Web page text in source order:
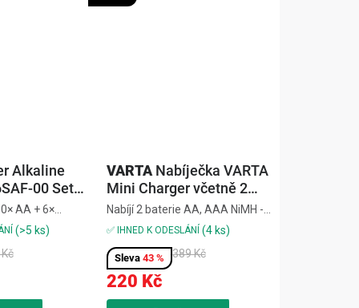
Alkaline
00 Set
AAA
(>5 ks)
AA + 6×
svítilny,
a
1,5
00...
VARTA Nabíječka VARTA
Mini Charger včetně 2
AAA 800 mAh
✅ IHNED K ODESLÁNÍ (4 ks)
43 %
220 Kč
389 Kč
Nabíjí 2 baterie AA, AAA NiMH -
doba nabíjení: 4,5 h Globální
napětí - celosvětové použití 100-
240 V Zelená LED pro indikaci
nabíjení Vstup USB typu C pro
napájení Komplexní...